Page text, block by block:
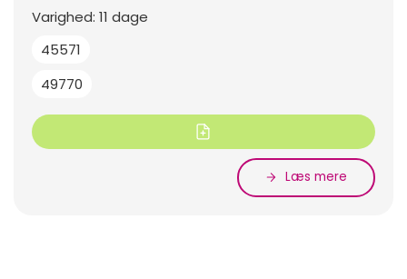
45571
49770
Læs mere
Varighed: 11 dage